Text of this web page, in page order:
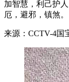
加智慧，利己护
厄，避邪，镇煞。
来源：CCTV-4国